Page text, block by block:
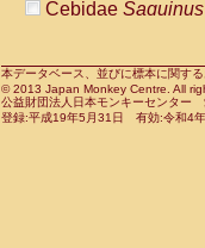
Cercopithecidae
Cercopithecidae
Cercopithecidae
Cercopithecidae
Cebidae
Cebidae
Cebidae
Cebidae
本データベース、並びに標本に関す
© 2013 Japan Monkey Centre. All
公益財団法人日本モンキーセンタ
登録:平成19年5月31日 有効:令和4